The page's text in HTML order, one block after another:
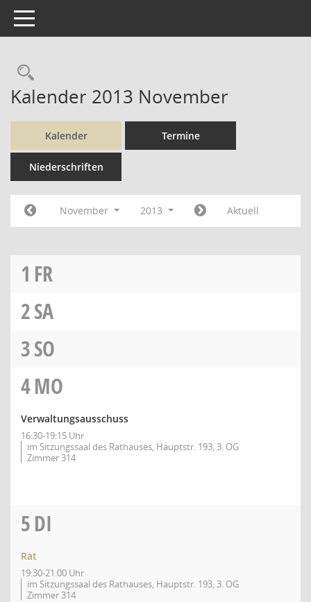
Toggle navigation
Rechercheauswahl
Kalender 2013 November
Kalender Termine
Niederschriften
November 2013 Aktuell
1 FR
2SA
3SO
4MO
Verwaltungsausschuss
16:30-19:15 Uhr
im Sitzungssaal des Rathauses, Hauptstr. 193, 3. OG
Zimmer 314
5DI
Rat
19:30-21:00 Uhr
im Sitzungssaal des Rathauses, Hauptstr. 193, 3. OG
Zimmer 314